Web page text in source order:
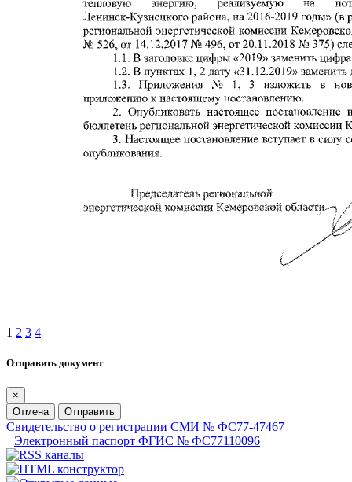
1 2 3 4
Отправить документ
×
Отмена
Отправить
Свидетельство о регистрации СМИ № ФС77-47467
Электронный паспорт ФГИС № ФС77110096